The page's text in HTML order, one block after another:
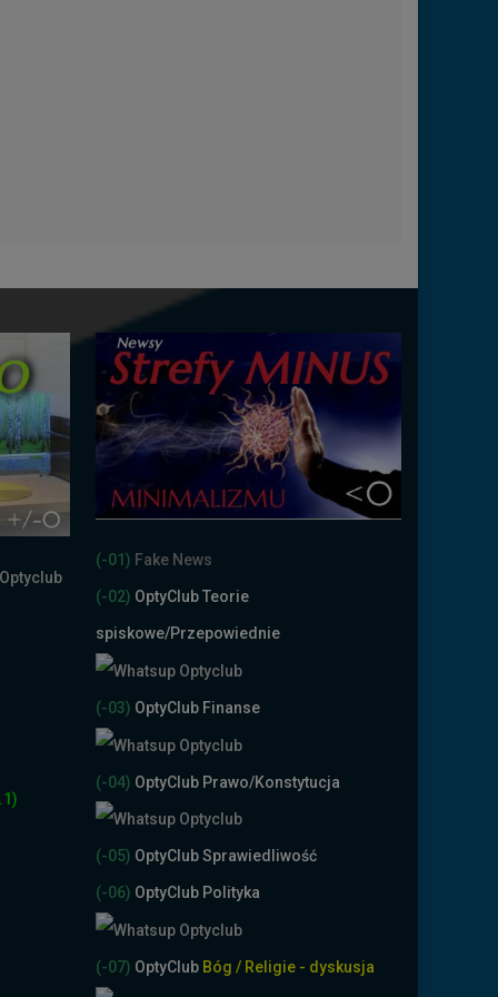
(-01) Fake News
(-02) OptyClub Teorie
spiskowe/Przepowiednie
(-03) OptyClub Finanse
(-04) OptyClub Prawo/Konstytucja
(-05) OptyClub Sprawiedliwość
(-06) OptyClub Polityka
(-07) OptyClub Bóg / Religie - dyskusja